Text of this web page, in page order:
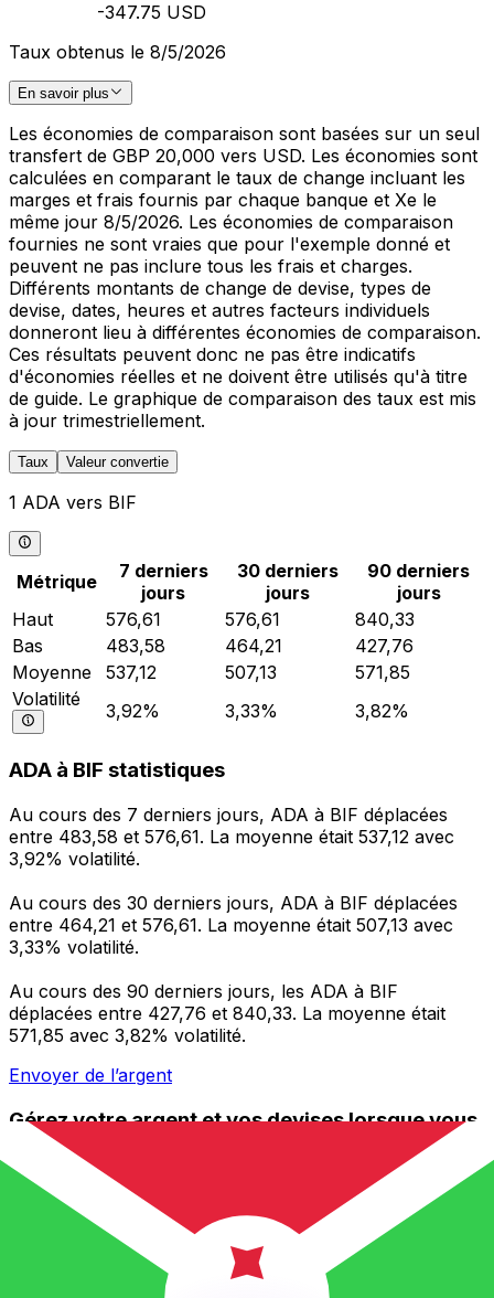
-347.75 USD
Taux obtenus le 8/5/2026
En savoir plus
Les économies de comparaison sont basées sur un seul
transfert de GBP 20,000 vers USD. Les économies sont
calculées en comparant le taux de change incluant les
marges et frais fournis par chaque banque et Xe le
même jour 8/5/2026. Les économies de comparaison
fournies ne sont vraies que pour l'exemple donné et
peuvent ne pas inclure tous les frais et charges.
Différents montants de change de devise, types de
devise, dates, heures et autres facteurs individuels
donneront lieu à différentes économies de comparaison.
Ces résultats peuvent donc ne pas être indicatifs
d'économies réelles et ne doivent être utilisés qu'à titre
de guide. Le graphique de comparaison des taux est mis
à jour trimestriellement.
Taux Valeur convertie
1 ADA vers BIF
Métrique
7 derniers
jours
30 derniers
jours
90 derniers
jours
Haut
576,61 576,61
840,33
Bas
483,58 464,21
427,76
Moyenne
537,12 507,13
571,85
Volatilité
3,92% 3,33% 3,82%
ADA à BIF statistiques
Au cours des 7 derniers jours, ADA à BIF déplacées
entre 483,58 et 576,61. La moyenne était 537,12 avec
3,92% volatilité.
Au cours des 30 derniers jours, ADA à BIF déplacées
entre 464,21 et 576,61. La moyenne était 507,13 avec
3,33% volatilité.
Au cours des 90 derniers jours, les ADA à BIF
déplacées entre 427,76 et 840,33. La moyenne était
571,85 avec 3,82% volatilité.
Envoyer de l’argent
Gérez votre argent et vos devises lorsque vous
êtes en déplacement
L'application Xe réunit toutes les fonctionnalités
nécessaires pour vos transferts d'argent internationaux
et la gestion de vos devises. Convertissez des devises,
programmez des alertes de taux et transférez de
l'argent à l'étranger sans frais cachés. Téléchargez